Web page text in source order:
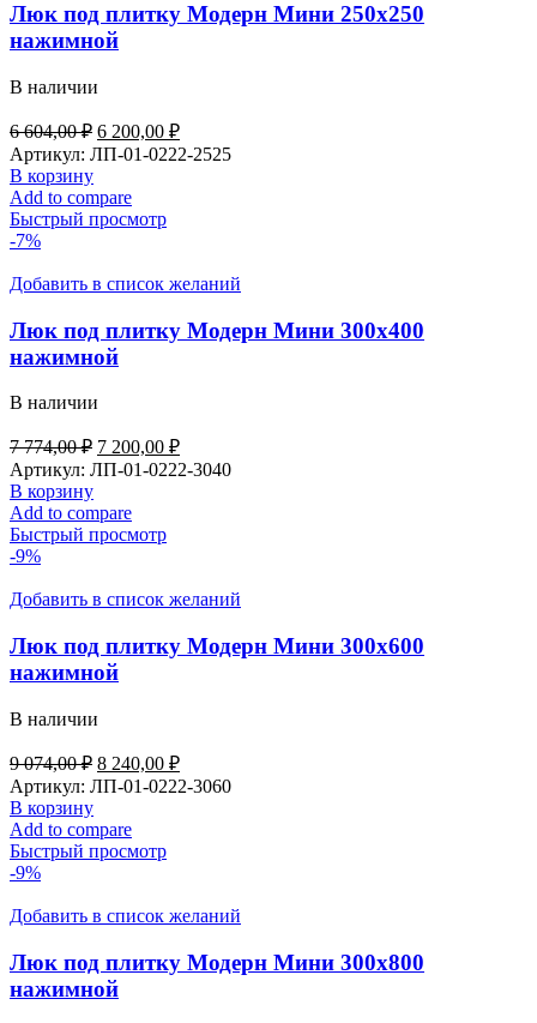
Люк под плитку Модерн Мини 250х250
нажимной
В наличии
6 604,00₽ Первоначальная
цена
6
604,00 ₽.
6 200,00 ₽Текущая
цена:
Артикул: ЛП-01-0222-2525
В корзину
Add to compare
Быстрый просмотр
-7%
Добавить в список желаний
Люк под плитку Модерн Мини 300х400
нажимной
В наличии
7 774,00₽ Первоначальная
цена
7
774,00 ₽.
7 200,00 ₽Текущая
цена:
Артикул: ЛП-01-0222-3040
В корзину
Add to compare
Быстрый просмотр
-9%
Добавить в список желаний
Люк под плитку Модерн Мини 300х600
нажимной
В наличии
9 074,00₽ Первоначальная
цена
9
074,00 ₽.
8 240,00 ₽Текущая
цена:
Артикул: ЛП-01-0222-3060
В корзину
Add to compare
Быстрый просмотр
-9%
Добавить в список желаний
Люк под плитку Модерн Мини 300х800
нажимной